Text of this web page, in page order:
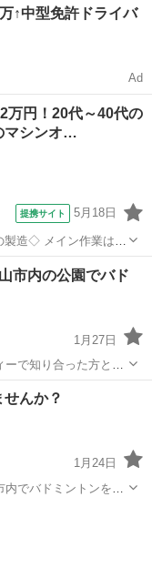
リー
↑中型免許ドライバ
Ad
円！20代～40代の
マシンオ…
提携サイト 5月18日
トし、スイッチを押す
る部材の運搬業務 ※重
市内の公園でバド
1月27日
ーで知り合った方と2
ゆるく、のんびりと
ミントン
んか？
1月24日
内でバドミントンを一